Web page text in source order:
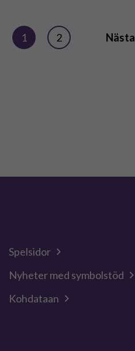
1 2 Nästa
Spelsidor
Nyheter med symbolstöd
Kohdataan